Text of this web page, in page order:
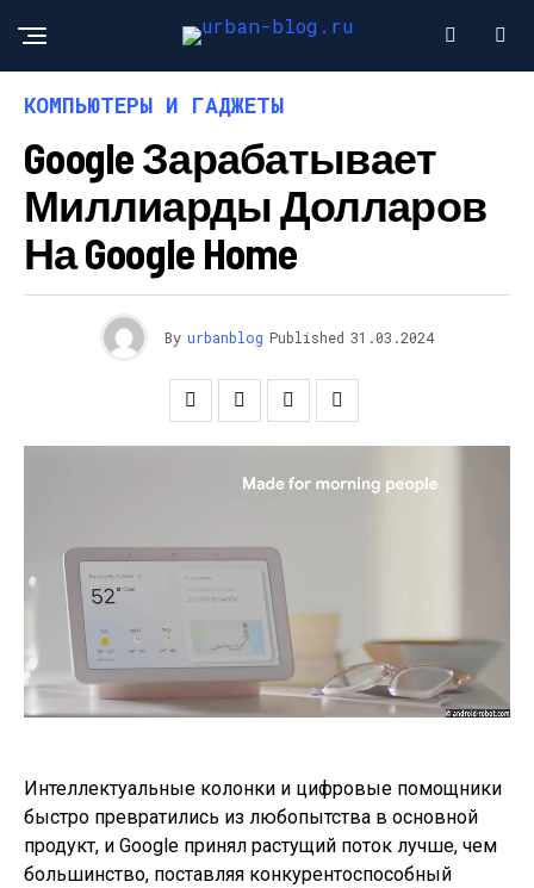
КОМПЬЮТЕРЫ И ГАДЖЕТЫ
Google Зарабатывает
Миллиарды Долларов
На Google Home
By urbanblog Published 31.03.2024
Интеллектуальные колонки и цифровые помощники
быстро превратились из любопытства в основной
продукт, и Google принял растущий поток лучше, чем
большинство, поставляя конкурентоспособный